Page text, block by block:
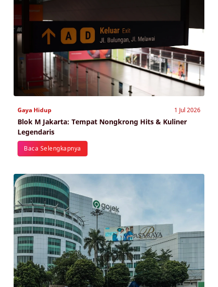
Gaya Hidup 1 Jul 2026
Blok M Jakarta: Tempat Nongkrong Hits & Kuliner
Legendaris
Baca Selengkapnya